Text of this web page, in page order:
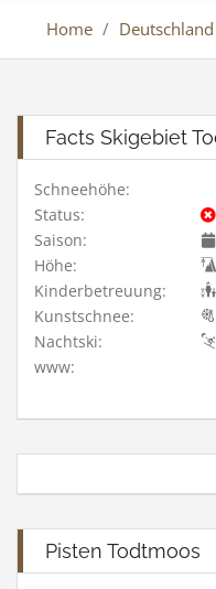
Home / Deutschland
Facts Skigebiet
Schneehöhe:
Status:
Saison:
Höhe:
Kinderbetreuung:
Kunstschnee:
Nachtski:
www:
Pisten Todtmoos